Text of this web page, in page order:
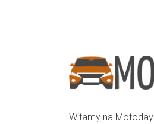
Witamy na